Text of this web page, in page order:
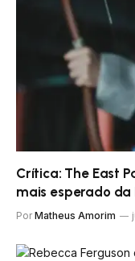
Crítica: The East
mais esperado
Por Matheus Amorim